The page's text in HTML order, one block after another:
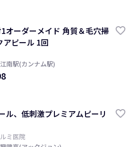
オーダーメイド 角質＆毛穴掃
アピール 1回
江南駅(カンナム駅)
ル、低刺激プレミアムピーリ
ミ医院